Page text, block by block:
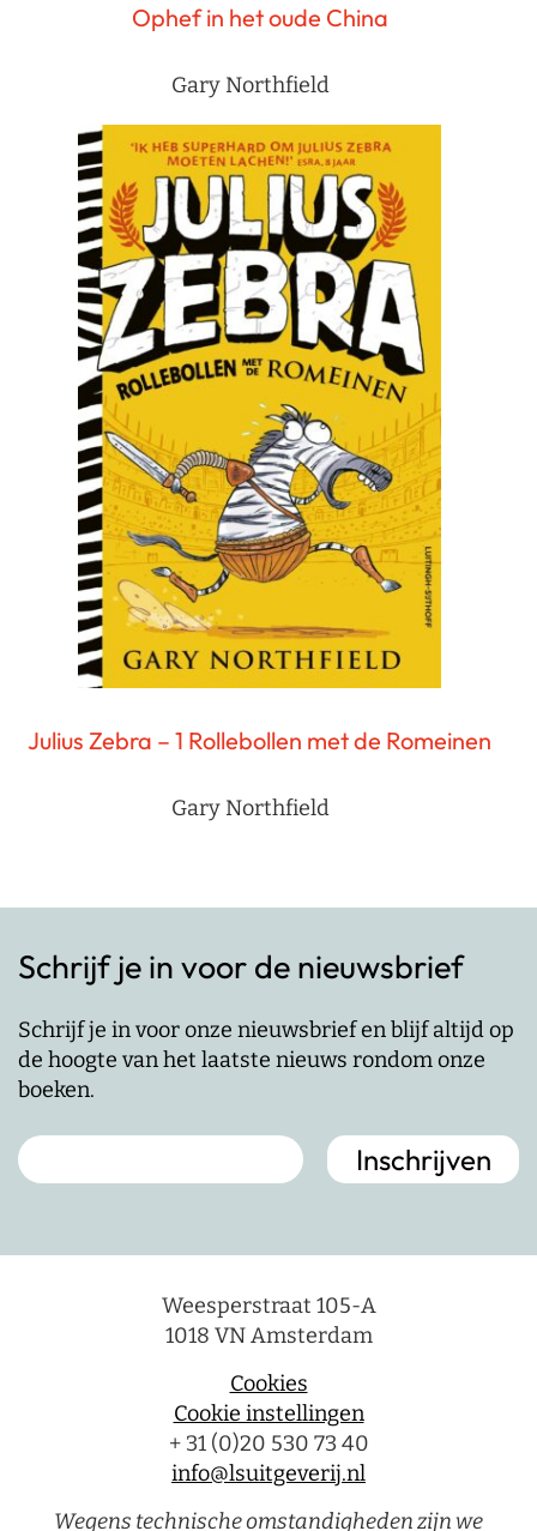
Ophef in het oude China
Gary Northfield
Julius Zebra – 1 Rollebollen met de Romeinen
Gary Northfield
Schrijf je in voor de nieuwsbrief
Schrijf je in voor onze nieuwsbrief en blijf altijd op
de hoogte van het laatste nieuws rondom onze
boeken.
Weesperstraat 105-A
1018 VN Amsterdam
Cookies
Cookie instellingen
+ 31 (0)20 530 73 40
info@lsuitgeverij.nl
Wegens technische omstandigheden zijn we